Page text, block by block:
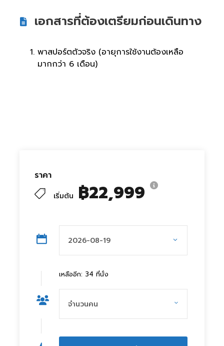
ราคา
เริ่มต้น ฿22,999
เหลืออีก: 34 ที่นั่ง
เอกสารที่ต้องเตรียมก่อนเดินทาง
พาสปอร์ตตัวจริง (อายุการใช้งานต้องเหลือ
มากกว่า 6 เดือน)